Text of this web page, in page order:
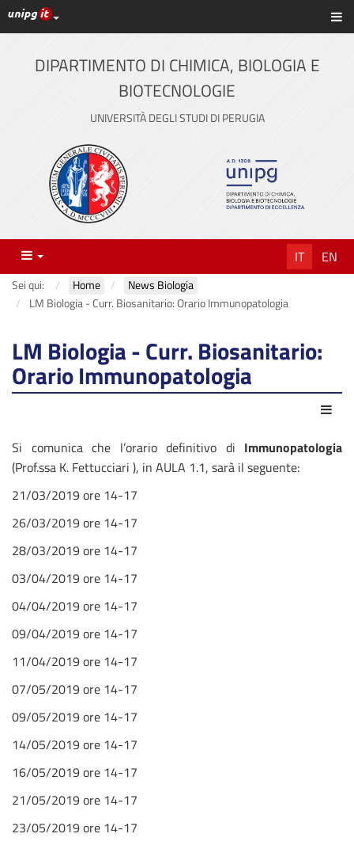
Vai
al
contenuto
principale
Link ai principali servizi web di Ateneo
DIPARTIMENTO DI CHIMICA, BIOLOGIA E
BIOTECNOLOGIE
UNIVERSITÀ DEGLI STUDI DI PERUGIA
Menu IT EN
Sei qui: Home
News Biologia
LM Biologia - Curr. Biosanitario: Orario Immunopatologia
LM Biologia - Curr. Biosanitario:
Orario Immunopatologia
Si comunica che l’orario definitivo di Immunopatologia
(Prof.ssa K. Fettucciari ), in AULA 1.1, sarà il seguente:
21/03/2019 ore 14-17
26/03/2019 ore 14-17
28/03/2019 ore 14-17
03/04/2019 ore 14-17
04/04/2019 ore 14-17
09/04/2019 ore 14-17
11/04/2019 ore 14-17
07/05/2019 ore 14-17
09/05/2019 ore 14-17
14/05/2019 ore 14-17
16/05/2019 ore 14-17
21/05/2019 ore 14-17
23/05/2019 ore 14-17